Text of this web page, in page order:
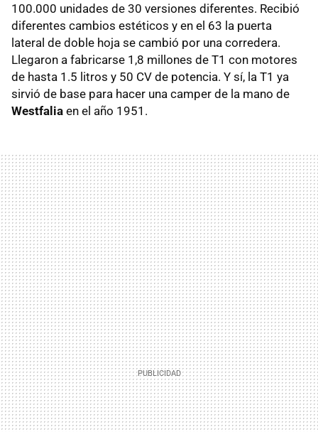
100.000 unidades de 30 versiones diferentes. Recibió
diferentes cambios estéticos y en el 63 la puerta
lateral de doble hoja se cambió por una corredera.
Llegaron a fabricarse 1,8 millones de T1 con motores
de hasta 1.5 litros y 50 CV de potencia. Y sí, la T1 ya
sirvió de base para hacer una camper de la mano de
Westfalia en el año 1951.